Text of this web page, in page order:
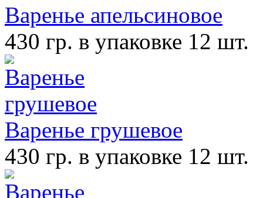
Варенье апельсиновое
430 гр. в упаковке 12 шт.
Варенье грушевое
430 гр. в упаковке 12 шт.